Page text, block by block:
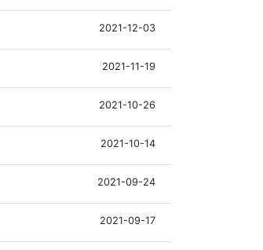
2021-12-03
2021-11-19
2021-10-26
2021-10-14
2021-09-24
2021-09-17